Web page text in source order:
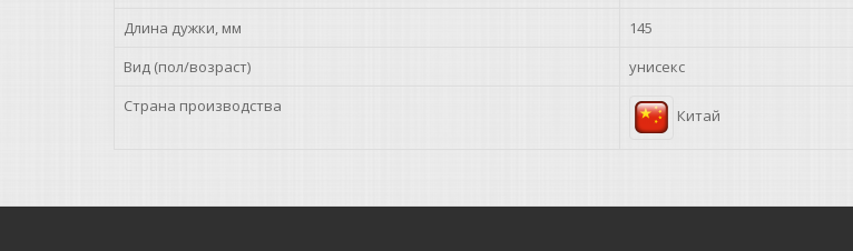
Длина дужки, мм
145
Вид (пол/возраст)
унисекс
Страна производства
Китай